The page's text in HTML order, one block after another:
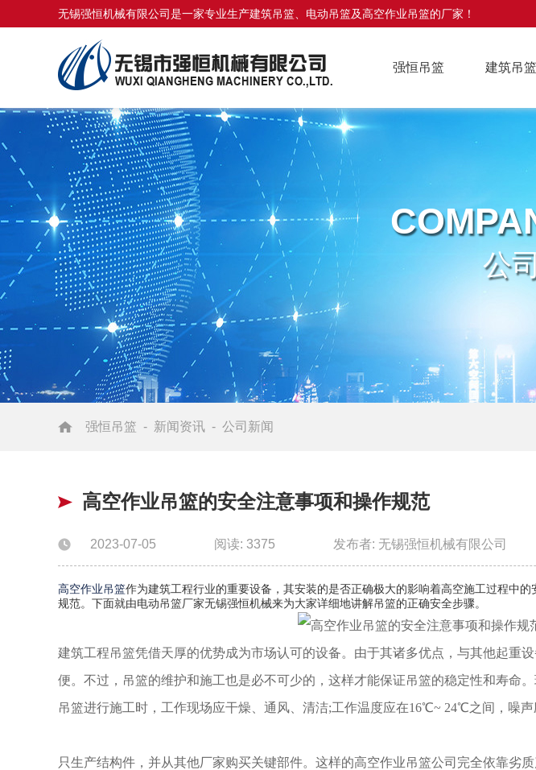
无锡强恒机械有限公司是一家专业生产建筑吊篮、电动吊篮及高空作业吊篮的厂家！
强恒吊篮 建筑吊篮
公
强恒吊篮 - 新闻资讯 - 公司新闻
高空作业吊篮的安全注意事项和操作规范
2023-07-05 阅读: 3375 发布者: 无锡强恒机械有限公司
高空作业吊篮作为建筑工程行业的重要设备，其安装的是否正确极大的影响着高空施工过程中
规范。下面就由电动吊篮厂家无锡强恒机械来为大家详细地讲解吊篮的正确安全步骤。
建筑工程吊篮凭借天厚的优势成为市场认可的设备。由于其诸多优点，与其他起重
便。不过，吊篮的维护和施工也是必不可少的，这样才能保证吊篮的稳定性和寿命
吊篮进行施工时，工作现场应干燥、通风、清洁;工作温度应在16℃~ 24℃之间，噪声
只生产结构件，并从其他厂家购买关键部件。这样的高空作业吊篮公司完全依靠劣